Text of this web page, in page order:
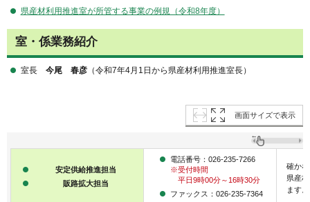
県産材利用推進室が所管する事業の例規（令和8年度）
室・係業務紹介
室長 今尾 春彦（令和7年4月1日から県産材利用推進室長）
画面サイズで表示
安定供給推進担当
販路拡大担当
電話番号：026-235-7266
※受付時間
平日9時00分～16時30分
ファックス：026-235-7364
確か
県産
ます。